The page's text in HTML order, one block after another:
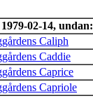
02-14, undan:
Caliph
Caddie
Caprice
Capriole